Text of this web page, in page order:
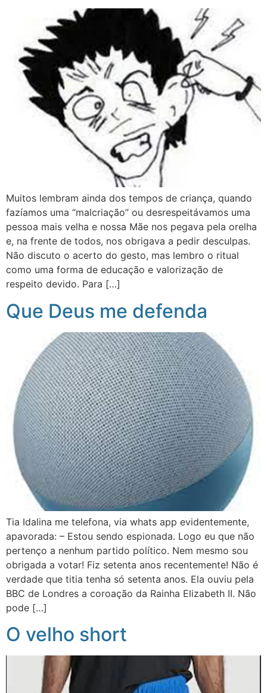
Muitos lembram ainda dos tempos de criança, quando
fazíamos uma “malcriação” ou desrespeitávamos uma
pessoa mais velha e nossa Mãe nos pegava pela orelha
e, na frente de todos, nos obrigava a pedir desculpas.
Não discuto o acerto do gesto, mas lembro o ritual
como uma forma de educação e valorização de
respeito devido. Para […]
Que Deus me defenda
Tia Idalina me telefona, via whats app evidentemente,
apavorada: – Estou sendo espionada. Logo eu que não
pertenço a nenhum partido político. Nem mesmo sou
obrigada a votar! Fiz setenta anos recentemente! Não é
verdade que titia tenha só setenta anos. Ela ouviu pela
BBC de Londres a coroação da Rainha Elizabeth II. Não
pode […]
O velho short